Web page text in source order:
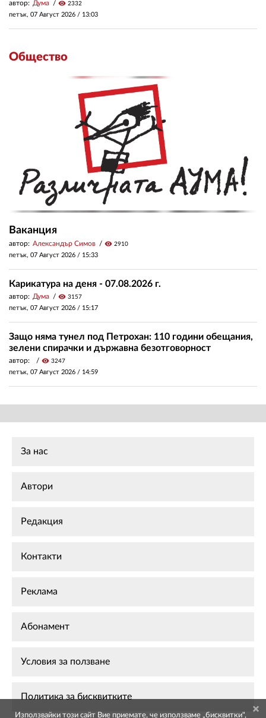
автор: Дума visibility 2332
петък, 07 Август 2026 / 13:03
Общество
Ваканция
автор: Александър Симов visibility 2910
петък, 07 Август 2026 / 15:33
Карикатура на деня - 07.08.2026 г.
автор: Дума visibility 3157
петък, 07 Август 2026 / 15:17
Защо няма тунел под Петрохан: 110 години обещания,
зелени спирачки и държавна безотговорност
автор: visibility 3247
петък, 07 Август 2026 / 14:59
За нас
Автори
Редакция
Контакти
Реклама
Абонамент
Условия за ползване
Политика за бисквитките
Използвайки този сайт Вие приемате, че използваме „бисквитки",